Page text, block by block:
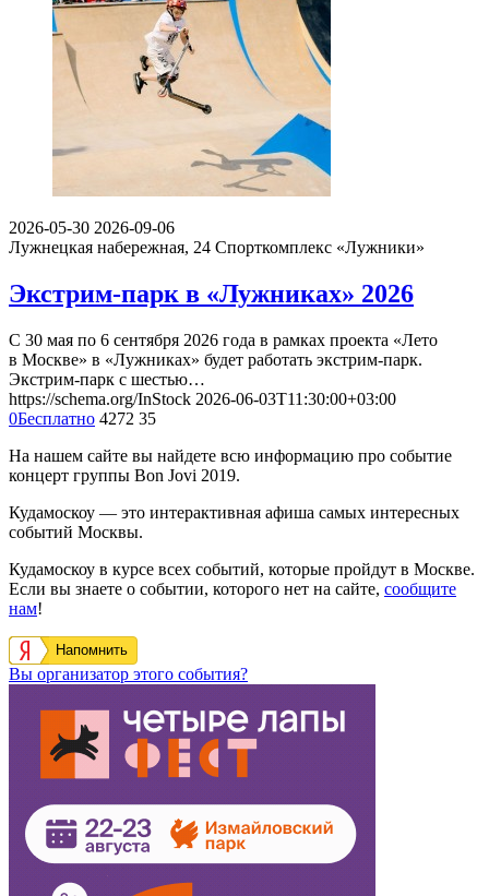
2026-05-30 2026-09-06
Лужнецкая набережная, 24 Спорткомплекс «Лужники»
Экстрим-парк в «Лужниках» 2026
С 30 мая по 6 сентября 2026 года в рамках проекта «Лето
в Москве» в «Лужниках» будет работать экстрим-парк.
Экстрим-парк с шестью…
https://schema.org/InStock 2026-06-03T11:30:00+03:00
0Бесплатно 4272 35
На нашем сайте вы найдете всю информацию про событие
концерт группы Bon Jovi 2019.
Кудамоскоу — это интерактивная афиша самых интересных
событий Москвы.
Кудамоскоу в курсе всех событий, которые пройдут в Москве.
Если вы знаете о событии, которого нет на сайте, сообщите
нам!
Напомнить
Вы организатор этого события?